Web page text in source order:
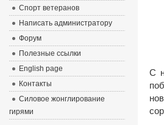
С
Спорт ветеранов
Написать администратору
Форум
Полезные ссылки
English page
Контакты
Силовое жонглирование
гирями